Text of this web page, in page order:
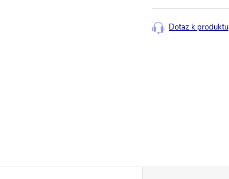
cena:
Dotaz k produktu